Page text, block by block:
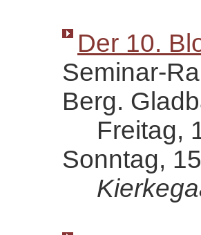
Der 10.
Seminar-
Berg.
Freitag,
Sonntag,